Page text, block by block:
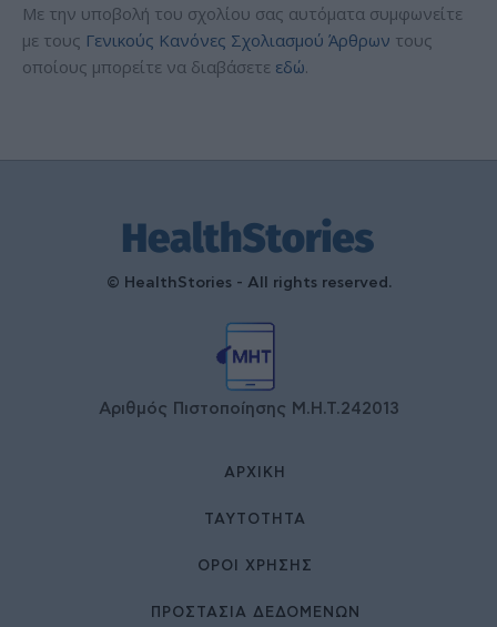
Με την υποβολή του σχολίου σας αυτόματα συμφωνείτε
με τους Γενικούς Κανόνες Σχολιασμού Άρθρων τους
οποίους μπορείτε να διαβάσετε εδώ.
© HealthStories - All rights reserved.
Αριθμός Πιστοποίησης Μ.Η.Τ.242013
ΑΡΧΙΚΉ
ΤΑΥΤΌΤΗΤΑ
ΌΡΟΙ ΧΡΉΣΗΣ
ΠΡΟΣΤΑΣΙΑ ΔΕΔΟΜΕΝΩΝ